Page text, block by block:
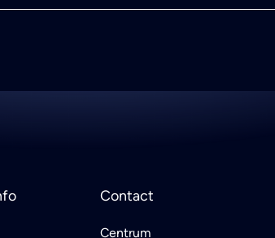
Contact
Centrum